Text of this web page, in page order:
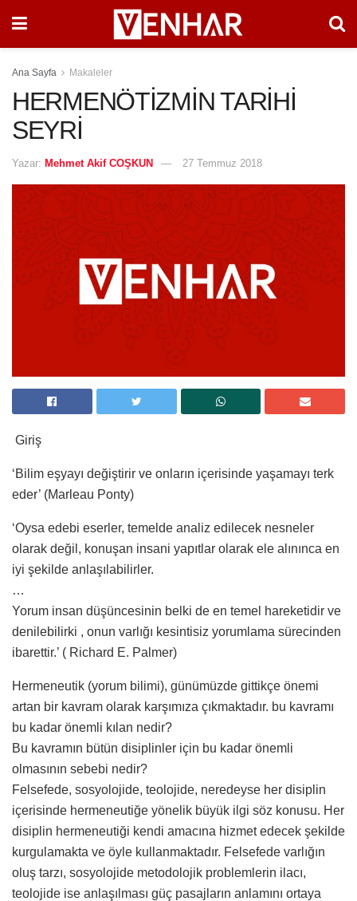
Ana Sayfa Makaleler
HERMENÖTİZMİN TARİHİ
SEYRİ
Yazar: Mehmet Akif COŞKUN 27 Temmuz 2018
Giriş
‘Bilim eşyayı değiştirir ve onların içerisinde yaşamayı terk
eder’ (Marleau Ponty)
‘Oysa edebi eserler, temelde analiz edilecek nesneler
olarak değil, konuşan insani yapıtlar olarak ele alınınca en
iyi şekilde anlaşılabilirler.
…
Yorum insan düşüncesinin belki de en temel hareketidir ve
denilebilirki , onun varlığı kesintisiz yorumlama sürecinden
ibarettir.’ ( Richard E. Palmer)
Hermeneutik (yorum bilimi), günümüzde gittikçe önemi
artan bir kavram olarak karşımıza çıkmaktadır. bu kavramı
bu kadar önemli kılan nedir?
Bu kavramın bütün disiplinler için bu kadar önemli
olmasının sebebi nedir?
Felsefede, sosyolojide, teolojide, neredeyse her disiplin
içerisinde hermeneutiğe yönelik büyük ilgi söz konusu. Her
disiplin hermeneutiği kendi amacına hizmet edecek şekilde
kurgulamakta ve öyle kullanmaktadır. Felsefede varlığın
oluş tarzı, sosyolojide metodolojik problemlerin ilacı,
teolojide ise anlaşılması güç pasajların anlamını ortaya